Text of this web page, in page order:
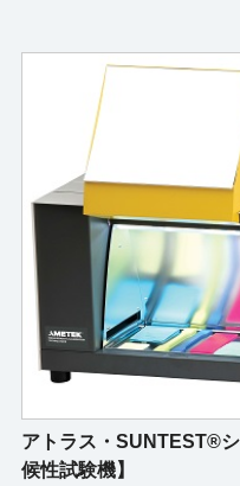
アトラス・SUNTEST®
候性試験機】